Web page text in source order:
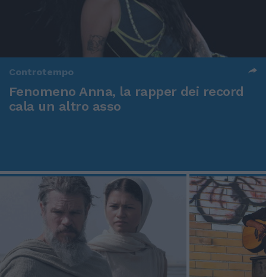
Controtempo
Fenomeno Anna, la rapper dei record
cala un altro asso